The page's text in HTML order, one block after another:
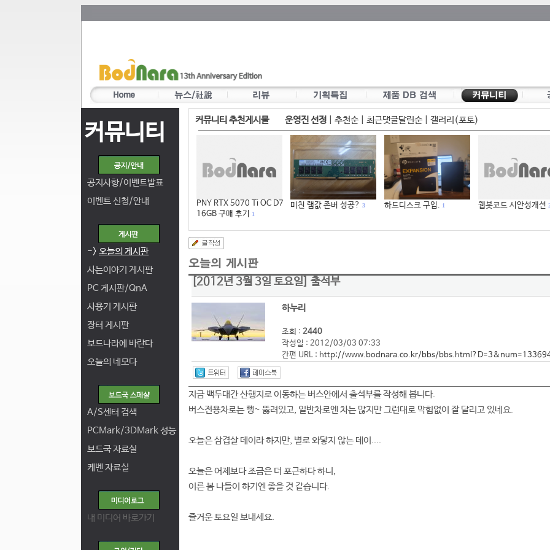
커뮤니티
공지사항/이벤트발표
이벤트 신청/안내
-> 오늘의 게시판
사는이야기 게시판
PC 게시판/QnA
사용기 게시판
장터 게시판
보드나라에 바란다
오늘의 네모다
A/S센터 검색
PCMark/3DMark 성능
보드국 자료실
케벤 자료실
내 미디어 바로가기
커뮤니티 추천게시물 운영진 선정 추천순| 최근댓글달린순| 갤러리(포토)
PNY RTX 5070 Ti OC D7
16GB 구매 후기
1
미친 램값 존버 성공? 3 하드디스크 구입. 1 웹봇코드 시안성개선 2
[2012년 3월 3일 토요일] 출석부
하누리
조회 : 2440
작성일 : 2012/03/03 07:33
간편 URL : http://www.bodnara.co.kr/bbs/
지금 백두대간 산행지로 이동하는 버스안에서 출석부를 작성해 봅니다.
버스전용차로는 뻥~ 뚫려있고, 일반차로엔 차는 많지만 그런대로 막힘없이 잘 달리고 있네요.
오늘은 삼겹살 데이라 하지만, 별로 와닿지 않는 데이....
오늘은 어제보다 조금은 더 포근하다 하니,
이른 봄 나들이 하기엔 좋을 것 같습니다.
즐거운 토요일 보내세요.